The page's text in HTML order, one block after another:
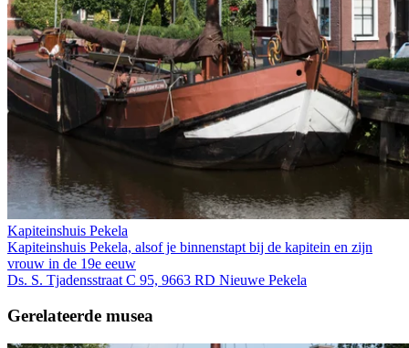
Kapiteinshuis Pekela
Kapiteinshuis Pekela, alsof je binnenstapt bij de kapitein en zijn
vrouw in de 19e eeuw
Ds. S. Tjadensstraat C 95, 9663 RD Nieuwe Pekela
Gerelateerde musea